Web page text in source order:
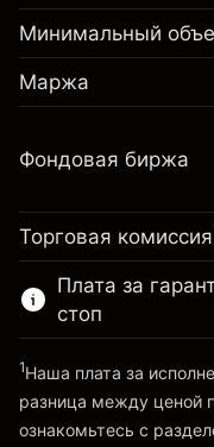
овернайт
Сборы
полной
~$20,000.00
Маржа.
инвестиции
овернайт
полной
Размер сделки
~$20,000.00
Средства от
Перейти на
Минимальный
Маржа
Фондовая биржа
Торговая комиссия
Плата за
стоп
1Наша плата за
разница между ценой
ознакомьтесь с